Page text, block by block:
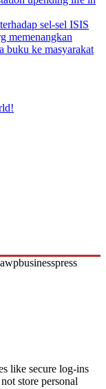
sel-sel ISIS
memenangkan
buku ke masyarakat
awpbusinesspress
like secure log-ins
store personal